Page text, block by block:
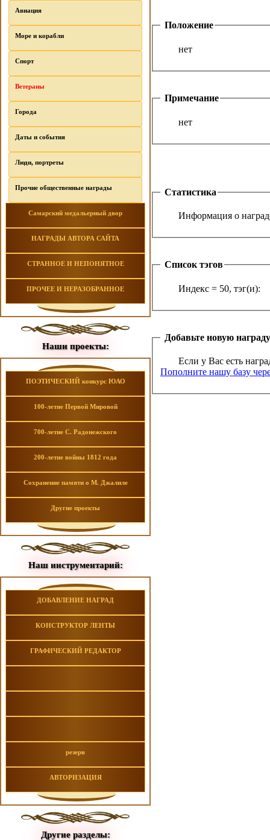
Авиация
Море и корабли
Спорт
Ветераны
Города
Даты и события
Люди, портреты
Прочие общественные награды
Самарский медальерный двор
НАГРАДЫ АВТОРА САЙТА
СТРАННОЕ И НЕПОНЯТНОЕ
ПРОЧЕЕ И НЕРАЗОБРАННОЕ
Наши проекты:
ПОЭТИЧЕСКИЙ конкурс ЮАО
100-летие Первой Мировой
700-летие С. Радонежского
200-летие войны 1812 года
Сохранение памяти о М. Джалиле
Другие проекты
Наш инструментарий:
ДОБАВЛЕНИЕ НАГРАД
КОНСТРУКТОР ЛЕНТЫ
ГРАФИЧЕСКИЙ РЕДАКТОР
резерв
АВТОРИЗАЦИЯ
Другие разделы:
Положение
нет
Примечание
нет
Статистика
Информация о
Список тэгов
Индекс = 50, тэг(и):
Добавьте новую награду
Если у Вас есть
Пополните нашу базу